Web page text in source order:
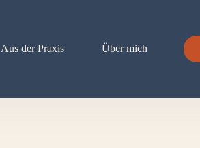
Aus der Praxis Über mich